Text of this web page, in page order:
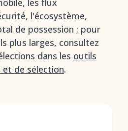
les flux
l'écosystème,
de possession ; pour
plus larges, consultez
dans les outils
de sélection.